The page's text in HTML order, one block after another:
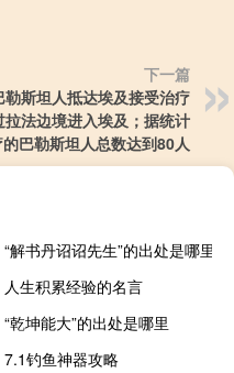
下一篇
斯坦人抵达埃及接受治疗
法边境进入埃及；据统计
巴勒斯坦人总数达到80人
“解书丹诏诏先生”的出处是哪里
人生积累经验的名言
“乾坤能大”的出处是哪里
7.1钓鱼神器攻略